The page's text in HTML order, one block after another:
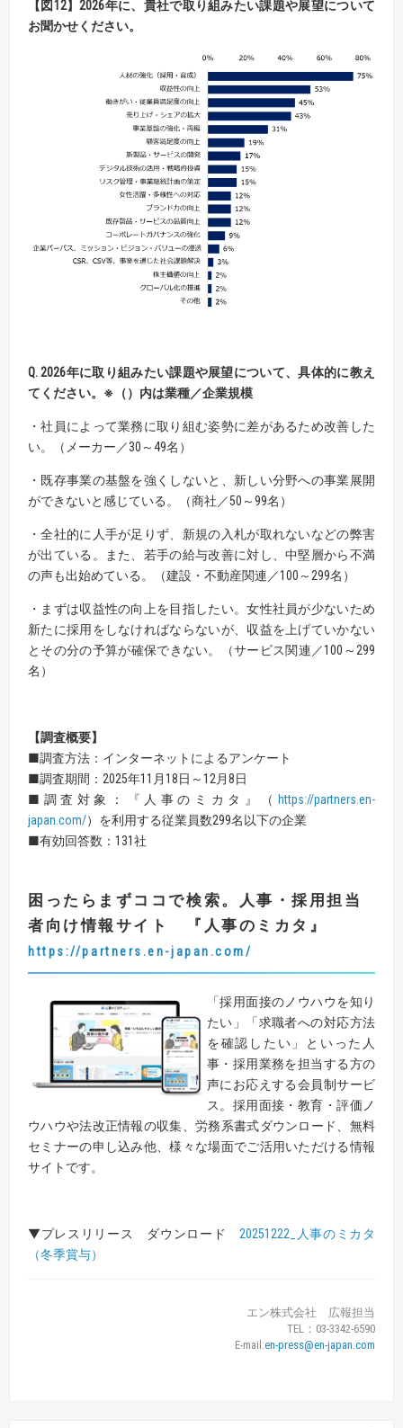
【 図12】2026年に、貴社で取り組みたい課題や展望について
お聞かせください。
Q. 2026年に取り組みたい課題や展望について、具体的に教え
てください。 ※ （）内は業種／企業規模
・社員によって業務に取り組む姿勢に差があるため改善した
い。（メーカー／30～49名）
・既存事業の基盤を強くしないと、新しい分野への事業展開
ができないと感じている。（商社／50～99名）
・全社的に人手が足りず、新規の入札が取れないなどの弊害
が出ている。また、若手の給与改善に対し、中堅層から不満
の声も出始めている。（建設・不動産関連／100～299名）
・まずは収益性の向上を目指したい。女性社員が少ないため
新たに採用をしなければならないが、収益を上げていかない
とその分の予算が確保できない。（サービス関連／100～299
名）
【調査概要】
■調査方法：インターネットによるアンケート
■調査期間：2025年11月18日～12月8日
■調査対象：『人事のミカタ』（ https://partners.en-
japan.com/）を利用する従業員数299名以下の企業
■有効回答数：131社
困ったらまずココで検索。人事・採用担当
者向け情報サイト
『 人事のミカタ 』
https://partners.en-japan.com/
「採用面接のノウハウを知り
たい」「求職者への対応方法
を確認したい」といった人
事・採用業務を担当する方の
声にお応えする会員制サービ
ス。採用面接・教育・評価ノ
ウハウや法改正情報の収集、労務系書式ダウンロード、無料
セミナーの申し込み他、様々な場面でご活用いただける情報
サイトです。
▼プレスリリース ダウンロード 20251222_人事のミカタ
（冬季賞与）
エン株式会社 広報担当
TEL：03-3342-6590
E-mail:en-press@en-japan.com